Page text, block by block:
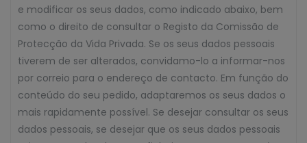
e modificar os seus dados, como indicado abaixo, bem
como o direito de consultar o Registo da Comissão de
Protecção da Vida Privada. Se os seus dados pessoais
tiverem de ser alterados, convidamo-lo a informar-nos
por correio para o endereço de contacto. Em função do
conteúdo do seu pedido, adaptaremos os seus dados o
mais rapidamente possível. Se desejar consultar os seus
dados pessoais, se desejar que os seus dados pessoais